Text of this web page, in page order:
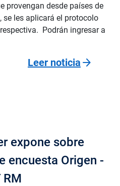
provengan desde países de
se les aplicará el protocolo
Podrán ingresar a
Leer noticia arrow_forward
expone sobre
encuesta Origen -
RM